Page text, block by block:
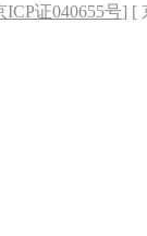
ICP证040655号] [